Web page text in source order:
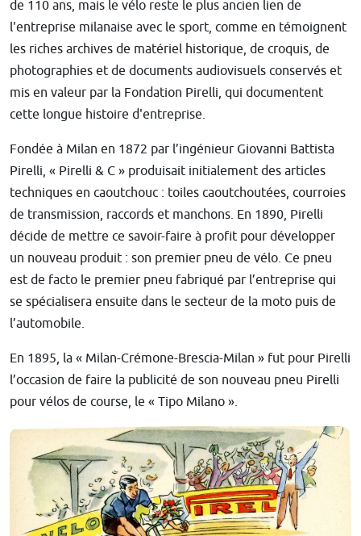
de 110 ans, mais le vélo reste le plus ancien lien de
l'entreprise milanaise avec le sport, comme en témoignent
les riches archives de matériel historique, de croquis, de
photographies et de documents audiovisuels conservés et
mis en valeur par la Fondation Pirelli, qui documentent
cette longue histoire d'entreprise.
Fondée à Milan en 1872 par l’ingénieur Giovanni Battista
Pirelli, « Pirelli & C » produisait initialement des articles
techniques en caoutchouc : toiles caoutchoutées, courroies
de transmission, raccords et manchons. En 1890, Pirelli
décide de mettre ce savoir-faire à profit pour développer
un nouveau produit : son premier pneu de vélo. Ce pneu
est de facto le premier pneu fabriqué par l’entreprise qui
se spécialisera ensuite dans le secteur de la moto puis de
l’automobile.
En 1895, la « Milan-Crémone-Brescia-Milan » fut pour Pirelli
l’occasion de faire la publicité de son nouveau pneu Pirelli
pour vélos de course, le « Tipo Milano ».